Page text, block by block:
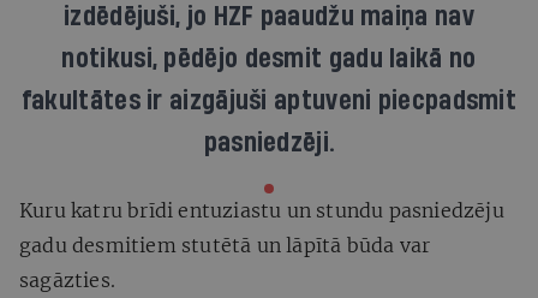
izdēdējuši, jo HZF paaudžu maiņa nav
notikusi, pēdējo desmit gadu laikā no
fakultātes ir aizgājuši aptuveni piecpadsmit
pasniedzēji.
Kuru katru brīdi entuziastu un stundu pasniedzēju
gadu desmitiem stutētā un lāpītā būda var
sagāzties.